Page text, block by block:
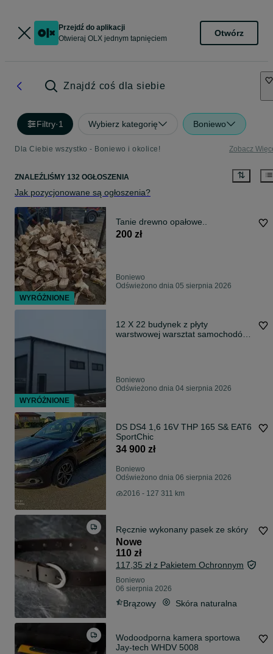
Przejdź do aplikacji
Otwieraj OLX jednym tapnięciem
Otwórz
Znajdź coś dla siebie
Filtry·1 Wybierz kategorię Boniewo
Dla Ciebie wszystko - Boniewo i okolice! Zobacz
ZNALEŹLIŚMY 132 OGŁOSZENIA
Jak pozycjonowane są ogłoszenia?
Tanie drewno opałowe..
200 zł
Boniewo
Odświeżono dnia 05 sierpnia 2026
12 X 22 budynek z płyty
warstwowej warsztat samochodów
Boniewo
Odświeżono dnia 04 sierpnia 2026
DS DS4 1,6 16V THP 165 S& EAT6
SportChic
34 900 zł
Boniewo
Odświeżono dnia 06 sierpnia 2026
2016 - 127 311 km
Ręcznie wykonany pasek ze skóry
Nowe
110 zł
117,35 zł z Pakietem Ochronnym
Boniewo
06 sierpnia 2026
Brązowy Skóra naturalna
Wodoodporna kamera sportowa
Jay-tech WHDV 5008
WYRÓŻNIONE
WYRÓŻNIONE